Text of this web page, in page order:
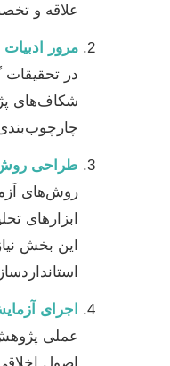
علاقه و
مرور
در تحقیقات
شکاف‌های
طراحی
روش‌های
ابزارهای
این بخش
اجرای
عملی پژوهش
اصول